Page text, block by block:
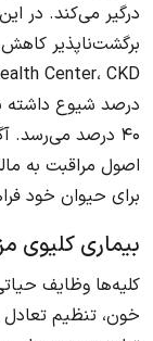
درگیر می‌کند. در
۴۰ درصد
اصول مراقبت به
برای حیوان خود
بیماری کلیوی
کلیه‌ها وظایف
خون، تنظیم تعادل